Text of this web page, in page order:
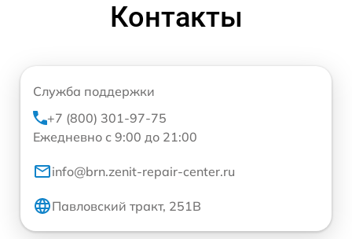
Контакты
Служба поддержки
+7 (800) 301-97-75
Ежедневно с 9:00 до 21:00
info@brn.zenit-repair-center.ru
Павловский тракт, 251В